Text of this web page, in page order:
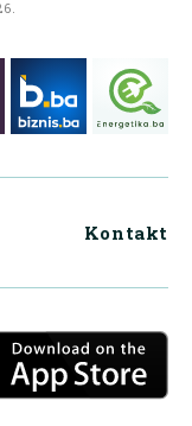
Kontakt